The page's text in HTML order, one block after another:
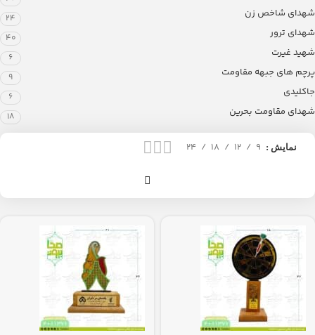
شهدای شاخص زن 24
شهدای ترور 40
شهید غیرت 6
پرچم های جبهه مقاومت 9
جاکلیدی 6
شهدای مقاومت بحرین 18
نمایش 9
12
18
24